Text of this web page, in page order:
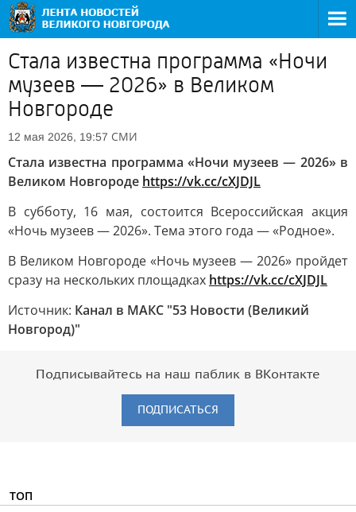
Стала известна программа «Ночи
музеев — 2026» в Великом
Новгороде
12 мая 2026, 19:57 СМИ
Стала известна программа «Ночи музеев — 2026» в
Великом Новгороде https://vk.cc/cXJDJL
В субботу, 16 мая, состоится Всероссийская акция
«Ночь музеев — 2026». Тема этого года — «Родное».
В Великом Новгороде «Ночь музеев — 2026» пройдет
сразу на нескольких площадках https://vk.cc/cXJDJL
Источник: Канал в МАКС "53 Новости (Великий
Новгород)"
Подписывайтесь на наш паблик в ВКонтакте
ПОДПИСАТЬСЯ
ТОП